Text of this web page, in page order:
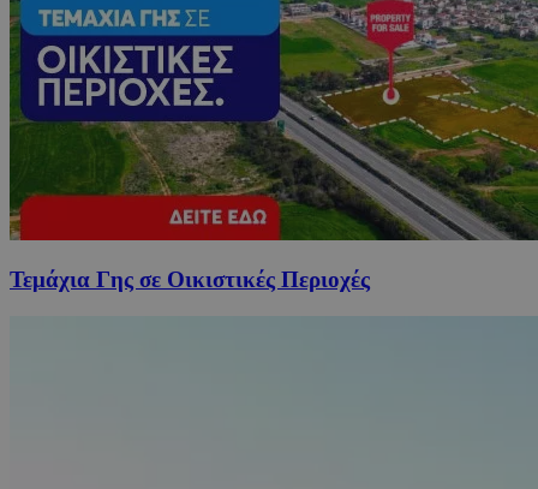
Τεμάχια Γης σε Οικιστικές Περιοχές